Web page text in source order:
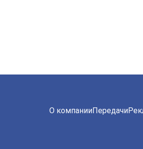
О компанииПередачи